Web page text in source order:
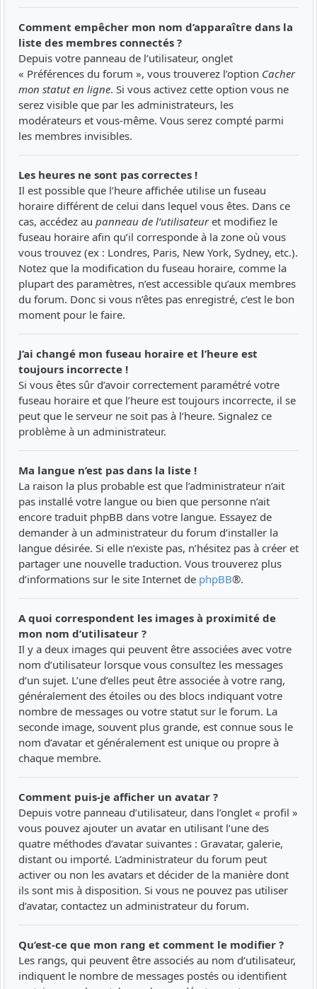
Comment empêcher mon nom d’apparaître dans la
liste des membres connectés ?
Depuis votre panneau de l’utilisateur, onglet
« Préférences du forum », vous trouverez l’option Cacher
mon statut en ligne. Si vous activez cette option vous ne
serez visible que par les administrateurs, les
modérateurs et vous-même. Vous serez compté parmi
les membres invisibles.
Les heures ne sont pas correctes !
Il est possible que l’heure affichée utilise un fuseau
horaire différent de celui dans lequel vous êtes. Dans ce
cas, accédez au panneau de l’utilisateuret modifiez le
fuseau horaire afin qu’il corresponde à la zone où vous
vous trouvez (ex : Londres, Paris, New York, Sydney, etc.).
Notez que la modification du fuseau horaire, comme la
plupart des paramètres, n’est accessible qu’aux membres
du forum. Donc si vous n’êtes pas enregistré, c’est le bon
moment pour le faire.
J’ai changé mon fuseau horaire et l’heure est
toujours incorrecte !
Si vous êtes sûr d’avoir correctement paramétré votre
fuseau horaire et que l’heure est toujours incorrecte, il se
peut que le serveur ne soit pas à l’heure. Signalez ce
problème à un administrateur.
Ma langue n’est pas dans la liste !
La raison la plus probable est que l’administrateur n’ait
pas installé votre langue ou bien que personne n’ait
encore traduit phpBB dans votre langue. Essayez de
demander à un administrateur du forum d’installer la
langue désirée. Si elle n’existe pas, n’hésitez pas à créer et
partager une nouvelle traduction. Vous trouverez plus
d’informations sur le site Internet de phpBB®.
A quoi correspondent les images à proximité de
mon nom d’utilisateur ?
Il y a deux images qui peuvent être associées avec votre
nom d’utilisateur lorsque vous consultez les messages
d’un sujet. L’une d’elles peut être associée à votre rang,
généralement des étoiles ou des blocs indiquant votre
nombre de messages ou votre statut sur le forum. La
seconde image, souvent plus grande, est connue sous le
nom d’avatar et généralement est unique ou propre à
chaque membre.
Comment puis-je afficher un avatar ?
Depuis votre panneau d’utilisateur, dans l’onglet « profil »
vous pouvez ajouter un avatar en utilisant l’une des
quatre méthodes d’avatar suivantes : Gravatar, galerie,
distant ou importé. L’administrateur du forum peut
activer ou non les avatars et décider de la manière dont
ils sont mis à disposition. Si vous ne pouvez pas utiliser
d’avatar, contactez un administrateur du forum.
Qu’est-ce que mon rang et comment le modifier ?
Les rangs, qui peuvent être associés au nom d’utilisateur,
indiquent le nombre de messages postés ou identifient